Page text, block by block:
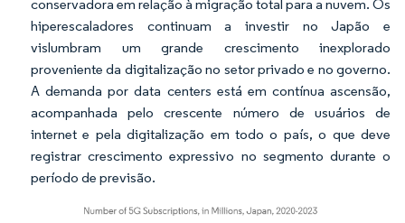
conservadora em relação à migração total para a nuvem. Os
hiperescaladores continuam a investir no Japão e
vislumbram um grande crescimento inexplorado
proveniente da digitalização no setor privado e no governo.
A demanda por data centers está em contínua ascensão,
acompanhada pelo crescente número de usuários de
internet e pela digitalização em todo o país, o que deve
registrar crescimento expressivo no segmento durante o
período de previsão.